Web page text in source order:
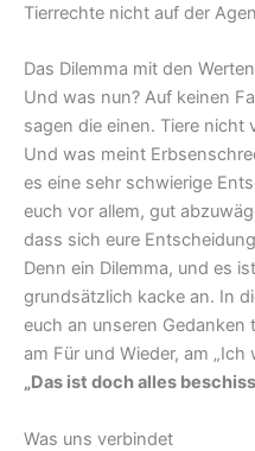
Tierrechte nicht auf der
Das Dilemma mit den
Und was nun? Auf keinen
sagen die einen. Tiere nicht
Und was meint
es eine sehr schwierige
euch vor allem, gut
dass sich eure
Denn ein Dilemma, und es
grundsätzlich kacke an. In
euch an unseren Gedanken
am Für und Wieder, am
„Das ist doch alles
Was uns verbindet